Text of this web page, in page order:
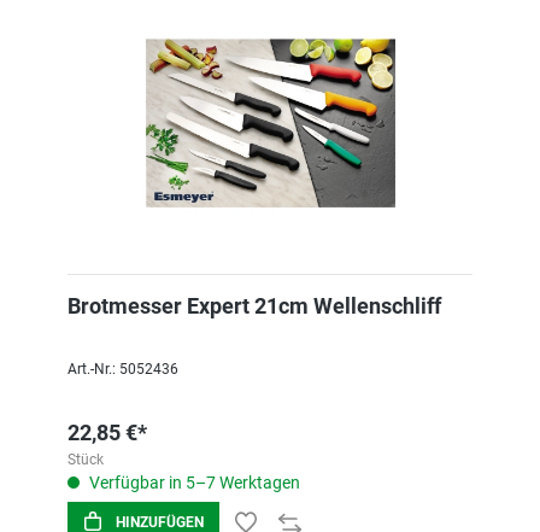
Brotmesser Expert 21cm Wellenschliff
Art.-Nr.: 5052436
22,85 €*
Stück
Verfügbar in 5–7 Werktagen
HINZUFÜGEN